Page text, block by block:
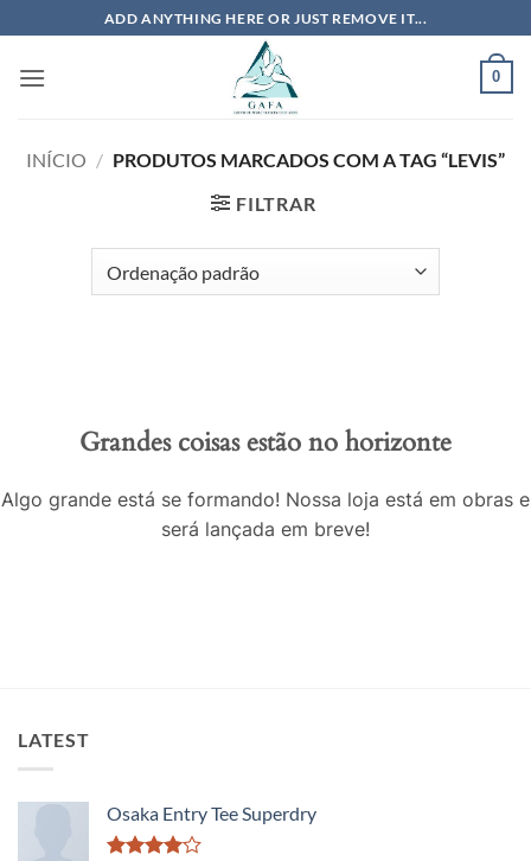
to
content
ADD ANYTHING HERE OR JUST REMOVE IT...
0
INÍCIO / PRODUTOS MARCADOS COM A TAG “LEVIS”
FILTRAR
Grandes coisas estão no horizonte
Algo grande está se formando! Nossa loja está em obras e
será lançada em breve!
LATEST
Osaka Entry Tee Superdry